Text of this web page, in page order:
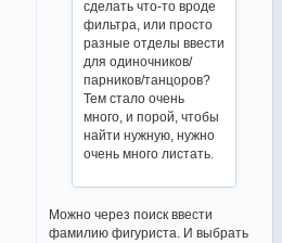
сделать что-то вроде
фильтра, или просто
разные отделы ввести
для одиночников/
парников/танцоров?
Тем стало очень
много, и порой, чтобы
найти нужную, нужно
очень много листать.
Можно через поиск ввести
фамилию фигуриста. И выбрать